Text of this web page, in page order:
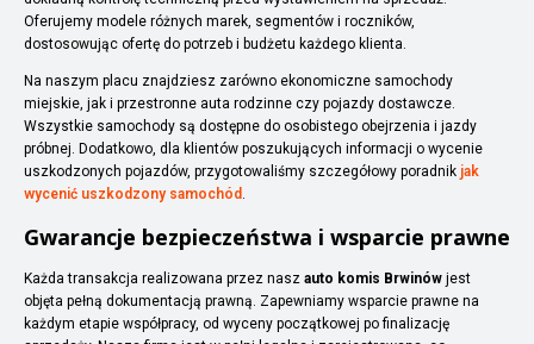
Oferujemy modele różnych marek, segmentów i roczników,
dostosowując ofertę do potrzeb i budżetu każdego klienta.
Na naszym placu znajdziesz zarówno ekonomiczne samochody
miejskie, jak i przestronne auta rodzinne czy pojazdy dostawcze.
Wszystkie samochody są dostępne do osobistego obejrzenia i jazdy
próbnej. Dodatkowo, dla klientów poszukujących informacji o wycenie
uszkodzonych pojazdów, przygotowaliśmy szczegółowy poradnik jak
wycenić uszkodzony samochód .
Gwarancje bezpieczeństwa i wsparcie prawne
Każda transakcja realizowana przez nasz auto komis Brwinów jest
objęta pełną dokumentacją prawną. Zapewniamy wsparcie prawne na
każdym etapie współpracy, od wyceny początkowej po finalizację